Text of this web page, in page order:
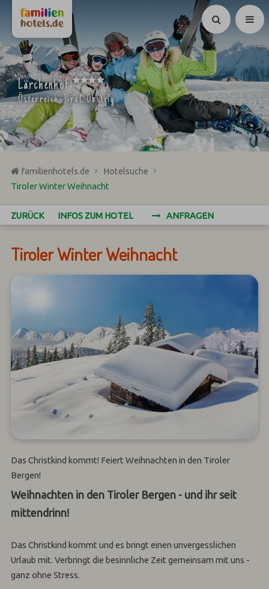
Suchen
Lärchenhof ****
Österreich, Tirol, Obsteig
familienhotels.de
Hotelsuche
Tiroler Winter Weihnacht
ZURÜCK INFOS ZUM HOTEL ANFRAGEN
Tiroler Winter Weihnacht
Das Christkind kommt! Feiert Weihnachten in den Tiroler
Bergen!
Weihnachten in den Tiroler Bergen - und ihr seit
mittendrinn!
Das Christkind kommt und es bringt einen unvergesslichen
Urlaub mit. Verbringt die besinnliche Zeit gemeinsam mit uns -
ganz ohne Stress.